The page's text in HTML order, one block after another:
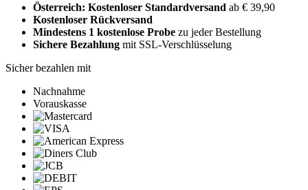
Österreich: Kostenloser Standardversand ab € 39,90
Kostenloser Rückversand
Mindestens 1 kostenlose Probe zu jeder Bestellung
Sichere Bezahlung mit SSL-Verschlüsselung
Sicher bezahlen mit
Nachnahme
Vorauskasse